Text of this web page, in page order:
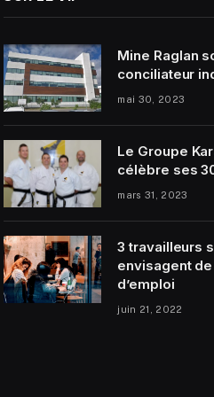
Mine Raglan
conciliateur
mai 30, 2023
Le Groupe
célèbre ses
mars 31, 2023
3 travailleurs
envisagent
d’emploi
juin 21, 2022